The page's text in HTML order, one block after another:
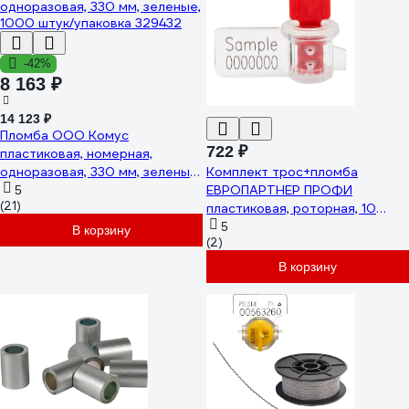
-42%
8 163 ₽
14 123 ₽
Пломба ООО Комус
пластиковая, номерная,
одноразовая, 330 мм, зеленые,
1000 штук/упаковка 329432
5
(21)
В корзину
722 ₽
Комплект трос+пломба
ЕВРОПАРТНЕР ПРОФИ
пластиковая, роторная, 10
штук 13 0042 3
5
(2)
В корзину